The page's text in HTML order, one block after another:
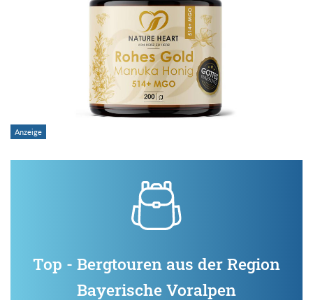
Top - Bergtouren aus der Region
Bayerische Voralpen